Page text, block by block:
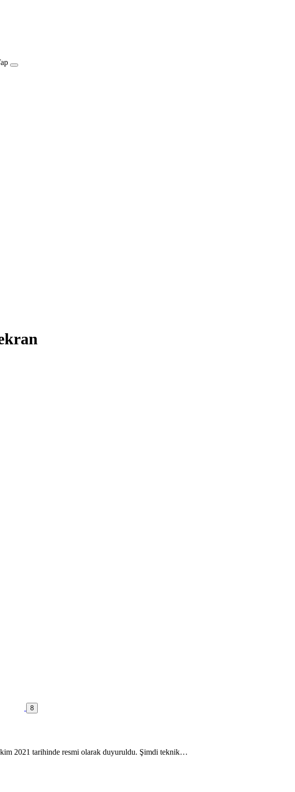
8
2021 tarihinde resmi olarak duyuruldu. Şimdi teknik…